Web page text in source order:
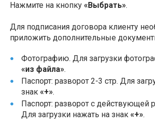
Нажмите на кнопку «Выбрать».
Для подписания договора клиенту
приложить дополнительные
Фотографию. Для загрузки
«из файла».
Паспорт: разворот 2-3 стр. Для
знак «+».
Паспорт: разворот с действующей
Для загрузки нажать на знак «+».